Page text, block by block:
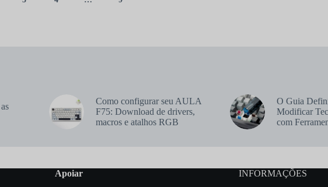
Como configurar seu AULA
F75: Download de drivers,
macros e atalhos RGB
O Guia
Modificar
com
Apoiar INFORMAÇÕES